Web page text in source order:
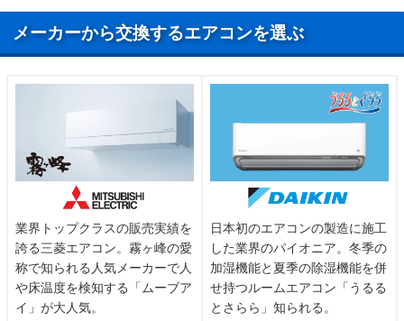
メーカーから交換するエアコンを選ぶ
業界トップクラスの販売実績を
誇る三菱エアコン。霧ヶ峰の愛
称で知られる人気メーカーで人
や床温度を検知する「ムーブア
イ」が大人気。
日本初のエアコンの製造に施工
した業界のパイオニア。冬季の
加湿機能と夏季の除湿機能を併
せ持つルームエアコン「うるる
とさらら」知られる。